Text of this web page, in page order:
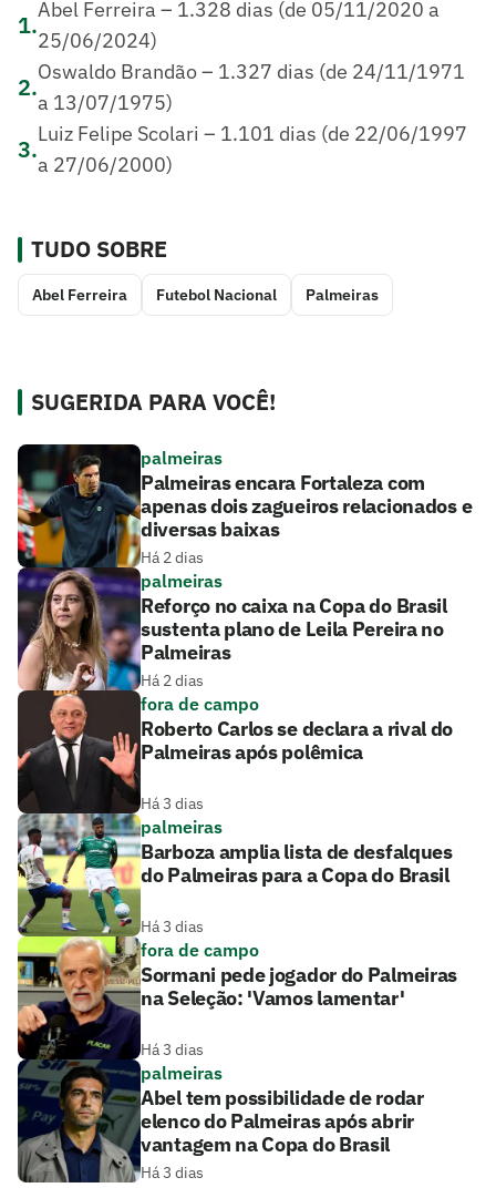
1.
Abel Ferreira – 1.328 dias (de 05/11/2020 a
25/06/2024)
2.
Oswaldo Brandão – 1.327 dias (de 24/11/1971
a 13/07/1975)
3.
Luiz Felipe Scolari – 1.101 dias (de 22/06/1997
a 27/06/2000)
TUDO SOBRE
Abel Ferreira Futebol Nacional Palmeiras
SUGERIDA PARA VOCÊ!
palmeiras
Palmeiras encara Fortaleza com
apenas dois zagueiros relacionados e
diversas baixas
Há 2 dias
palmeiras
Reforço no caixa na Copa do Brasil
sustenta plano de Leila Pereira no
Palmeiras
Há 2 dias
fora de campo
Roberto Carlos se declara a rival do
Palmeiras após polêmica
Há 3 dias
palmeiras
Barboza amplia lista de desfalques
do Palmeiras para a Copa do Brasil
Há 3 dias
fora de campo
Sormani pede jogador do Palmeiras
na Seleção: 'Vamos lamentar'
Há 3 dias
palmeiras
Abel tem possibilidade de rodar
elenco do Palmeiras após abrir
vantagem na Copa do Brasil
Há 3 dias